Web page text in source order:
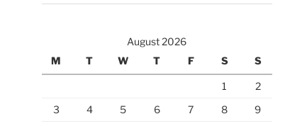
August 2026
M
T W T F S S
1
2
3
4 5 6 7 8
9